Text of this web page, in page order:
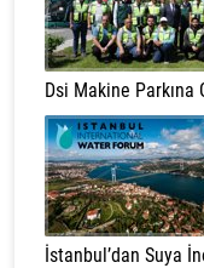
Dsi Makine Parkına
İstanbul’dan Suya